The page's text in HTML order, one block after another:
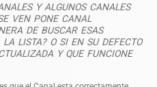
Y ALGUNOS CANALES
VEN PONE CANAL
DE BUSCAR ESAS
LISTA? O SI EN SU DEFECTO
Y QUE FUNCIONE